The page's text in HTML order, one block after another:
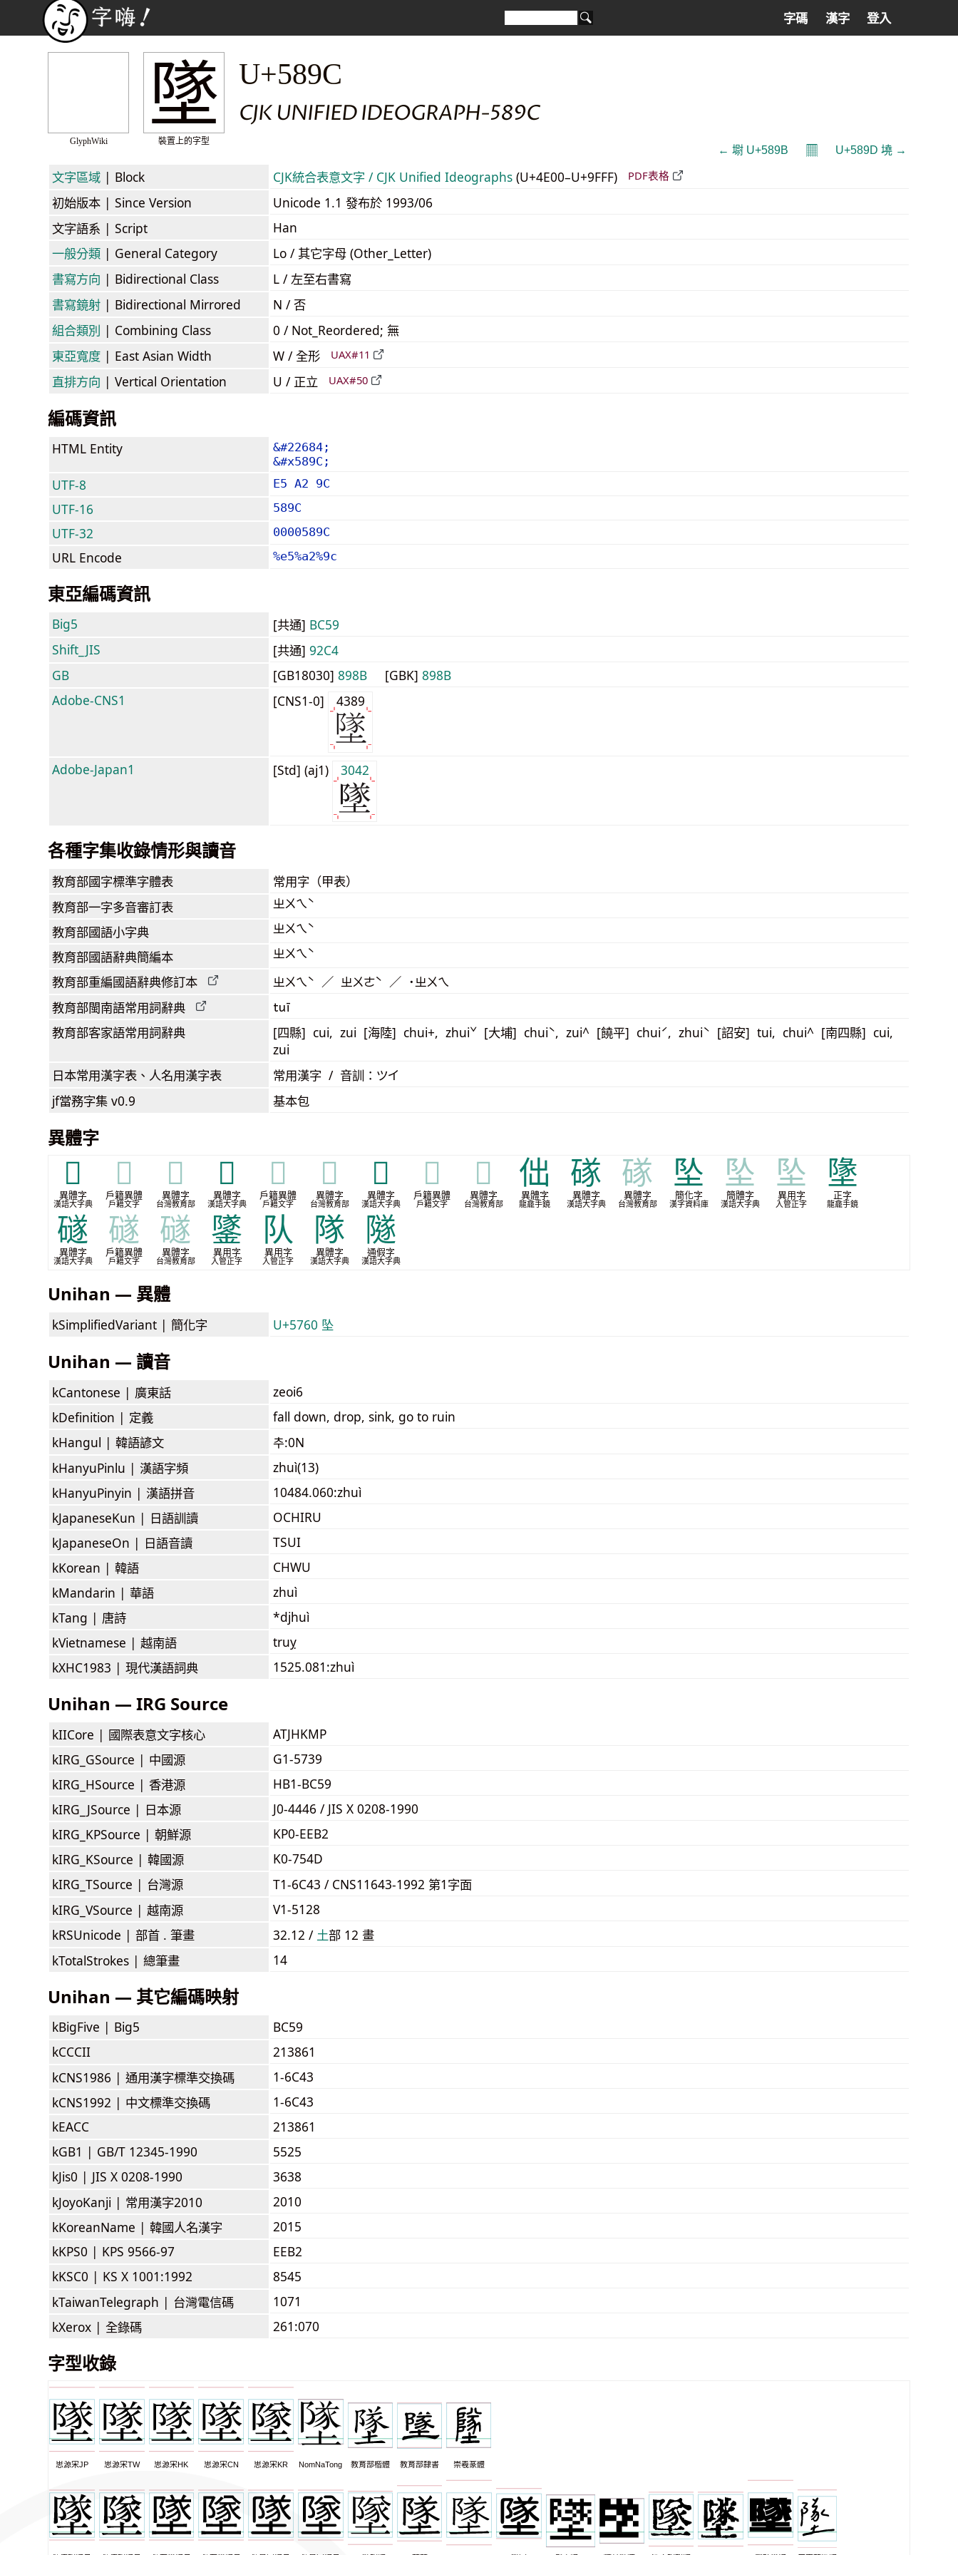
字碼 漢字 登入
GlyphWiki
墜
裝置上的字型
U+589C
CJK UNIFIED IDEOGRAPH-589C
← 墛 U+589B 𝄜 U+589D 墝 →
文字區域 | Block CJK統合表意文字 / CJK Unified Ideographs (U+4E00–U+9FFF) PDF表格
初始版本 | Since Version
Unicode 1.1 發布於 1993/06
文字語系 | Script
Han
一般分類 | General Category
Lo / 其它字母 (Other_Letter)
書寫方向 | Bidirectional Class
L / 左至右書寫
書寫鏡射 | Bidirectional Mirrored
N / 否
組合類別 | Combining Class
0 / Not_Reordered; 無
東亞寬度 | East Asian Width W / 全形 UAX#11
直排方向 | Vertical Orientation U / 正立 UAX#50
編碼資訊
HTML Entity
&#22684;
&#x589C;
UTF-8 E5 A2 9C
UTF-16 589C
UTF-32 0000589C
URL Encode %e5%a2%9c
東亞編碼資訊
Big5 [共通] BC59
Shift_JIS
[共通] 92C4
GB
[GB18030] 898B [GBK] 898B
Adobe-CNS1
[CNS1-0] 4389
Adobe-Japan1 [Std] (aj1) 3042
各種字集收錄情形與讀音
教育部國字標準字體表 常用字（甲表）
教育部一字多音審訂表 ㄓㄨㄟˋ
教育部國語小字典 ㄓㄨㄟˋ
教育部國語辭典簡編本 ㄓㄨㄟˋ
教育部重編國語辭典修訂本 ㄓㄨㄟˋ ／ ㄓㄨㄜˋ ／ ˙ㄓㄨㄟ
教育部閩南語常用詞辭典 tuī
教育部客家語常用詞辭典
[四縣] cui, zui [海陸] chui+, zhuiˇ [大埔] chuiˋ, zui^ [饒平] chuiˊ, zhuiˋ [詔安] tui, chui^ [南四縣] cui,
zui
日本常用漢字表 、人名用漢字表 常用漢字 / 音訓：ツイ
jf當務字集 v0.9 基本包
異體字
𨺵
異體字
漢語大字典
𨺵
戶籍異體
戶籍文字
𨺵
異體字
台灣教育部
𨼾
異體字
漢語大字典
𨼾
戶籍異體
戶籍文字
𨼾
異體字
台灣教育部
𨽎
異體字
漢語大字典
𨽎
戶籍異體
戶籍文字
𨽎
異體字
台灣教育部
㑁
異體字
龍龕手鏡
䃍
異體字
漢語大字典
䃍
異體字
台灣教育部
坠
簡化字
漢字資料庫
坠
簡體字
漢語大字典
坠
異用字
入管正字
墬
正字
龍龕手鏡
礈
異體字
漢語大字典
礈
戶籍異體
戶籍文字
礈
異體字
台灣教育部
鐆
異用字
入管正字
队
異用字
入管正字
隊
異體字
漢語大字典
隧
通假字
漢語大字典
Unihan — 異體
kSimplifiedVariant | 簡化字 U+5760 坠
Unihan — 讀音
kCantonese | 廣東話
zeoi6
kDefinition | 定義
fall down, drop, sink, go to ruin
kHangul | 韓語諺文
추:0N
kHanyuPinlu | 漢語字頻
zhuì(13)
kHanyuPinyin | 漢語拼音
10484.060:zhuì
kJapaneseKun | 日語訓讀
OCHIRU
kJapaneseOn | 日語音讀
TSUI
kKorean | 韓語
CHWU
kMandarin | 華語
zhuì
kTang | 唐詩
*djhuì
kVietnamese | 越南語
truỵ
kXHC1983 | 現代漢語詞典 1525.081:zhuì
Unihan — IRG Source
kIICore | 國際表意文字核心
ATJHKMP
kIRG_GSource | 中國源
G1-5739
kIRG_HSource | 香港源
HB1-BC59
kIRG_JSource | 日本源
J0-4446 / JIS X 0208-1990
kIRG_KPSource | 朝鮮源
KP0-EEB2
kIRG_KSource | 韓國源
K0-754D
kIRG_TSource | 台灣源
T1-6C43 / CNS11643-1992 第1字面
kIRG_VSource | 越南源
V1-5128
kRSUnicode | 部首 . 筆畫 32.12 / ⼟部 12 畫
kTotalStrokes | 總筆畫 14
Unihan — 其它編碼映射
kBigFive | Big5
BC59
kCCCII
213861
kCNS1986 | 通用漢字標準交換碼
1-6C43
kCNS1992 | 中文標準交換碼
1-6C43
kEACC
213861
kGB1 | GB/T 12345-1990
5525
kJis0 | JIS X 0208-1990
3638
kJoyoKanji | 常用漢字2010
2010
kKoreanName | 韓國人名漢字
2015
kKPS0 | KPS 9566-97
EEB2
kKSC0 | KS X 1001:1992
8545
kTaiwanTelegraph | 台灣電信碼
1071
kXerox | 全錄碼 261:070
字型收錄
思源宋JP 思源宋TW 思源宋HK 思源宋CN 思源宋KR NomNaTong 教育部楷體 教育部隸書 崇羲篆體